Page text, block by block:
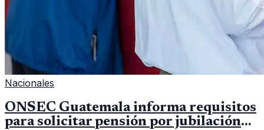
Nacionales
ONSEC Guatemala informa requisitos
para solicitar pensión por jubilación